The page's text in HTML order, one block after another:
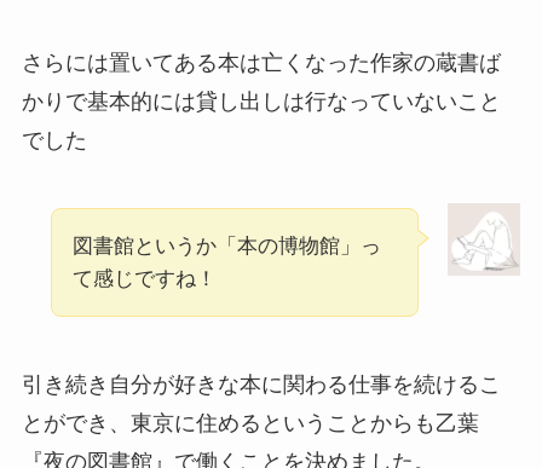
さらには置いてある本は亡くなった作家の蔵書ば
かりで基本的には貸し出しは行なっていないこと
でした
図書館というか「本の博物館」っ
て感じですね！
引き続き自分が好きな本に関わる仕事を続けるこ
とができ、東京に住めるということからも乙葉
『夜の図書館』で働くことを決めました。